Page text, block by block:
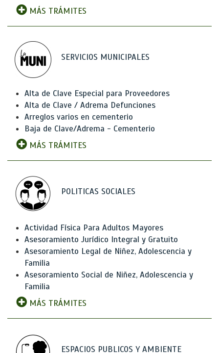
MÁS TRÁMITES
SERVICIOS MUNICIPALES
Alta de Clave Especial para Proveedores
Alta de Clave / Adrema Defunciones
Arreglos varios en cementerio
Baja de Clave/Adrema - Cementerio
MÁS TRÁMITES
POLITICAS SOCIALES
Actividad Física Para Adultos Mayores
Asesoramiento Jurídico Integral y Gratuito
Asesoramiento Legal de Niñez, Adolescencia y
Familia
Asesoramiento Social de Niñez, Adolescencia y
Familia
MÁS TRÁMITES
ESPACIOS PUBLICOS Y AMBIENTE